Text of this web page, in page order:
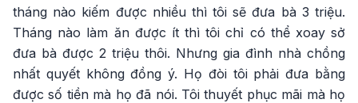
tháng nào kiếm được nhiều thì tôi sẽ đưa bà 3 triệu.
Tháng nào làm ăn được ít thì tôi chỉ có thể xoay sở
đưa bà được 2 triệu thôi. Nhưng gia đình nhà chồng
nhất quyết không đồng ý. Họ đòi tôi phải đưa bằng
được số tiền mà họ đã nói. Tôi thuyết phục mãi mà họ